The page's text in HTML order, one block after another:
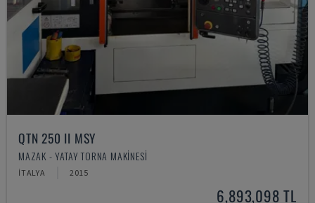
QTN 250 II MSY
MAZAK - YATAY TORNA MAKINESI
İTALYA 2015
6,893,098 TL